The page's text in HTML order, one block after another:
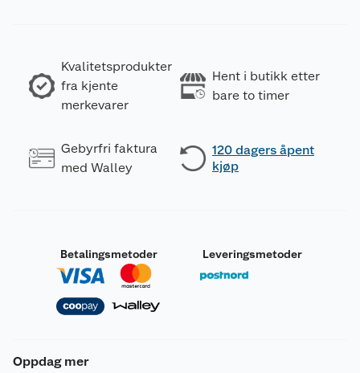
Kvalitetsprodukter
fra kjente
merkevarer
Hent i butikk etter
bare to timer
Gebyrfri faktura
med Walley
120 dagers åpent
kjøp
Betalingsmetoder Leveringsmetoder
Oppdag mer